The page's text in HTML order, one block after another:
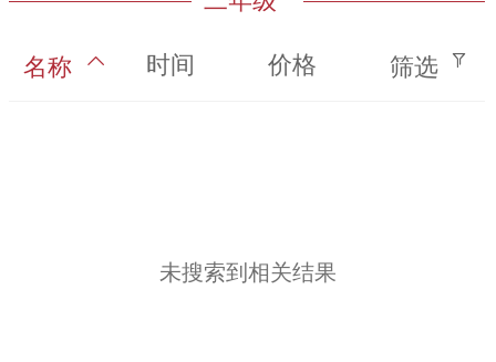
名称 时间 价格 筛选
未搜索到相关结果